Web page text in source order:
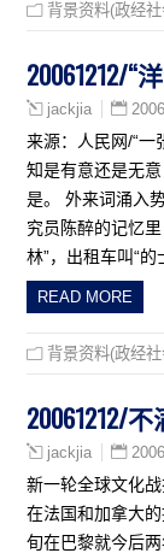
背景资料(政经
20061212/“
jackjia
来源：人民网/“
知是有意还是无
是。 外来词涌入
究员陈醉的记忆
林”，出租车叫“
READ MORE
背景资料(政经
20061212/
jackjia
新一轮全球文化
在法国和加拿大
旬在巴黎就今后